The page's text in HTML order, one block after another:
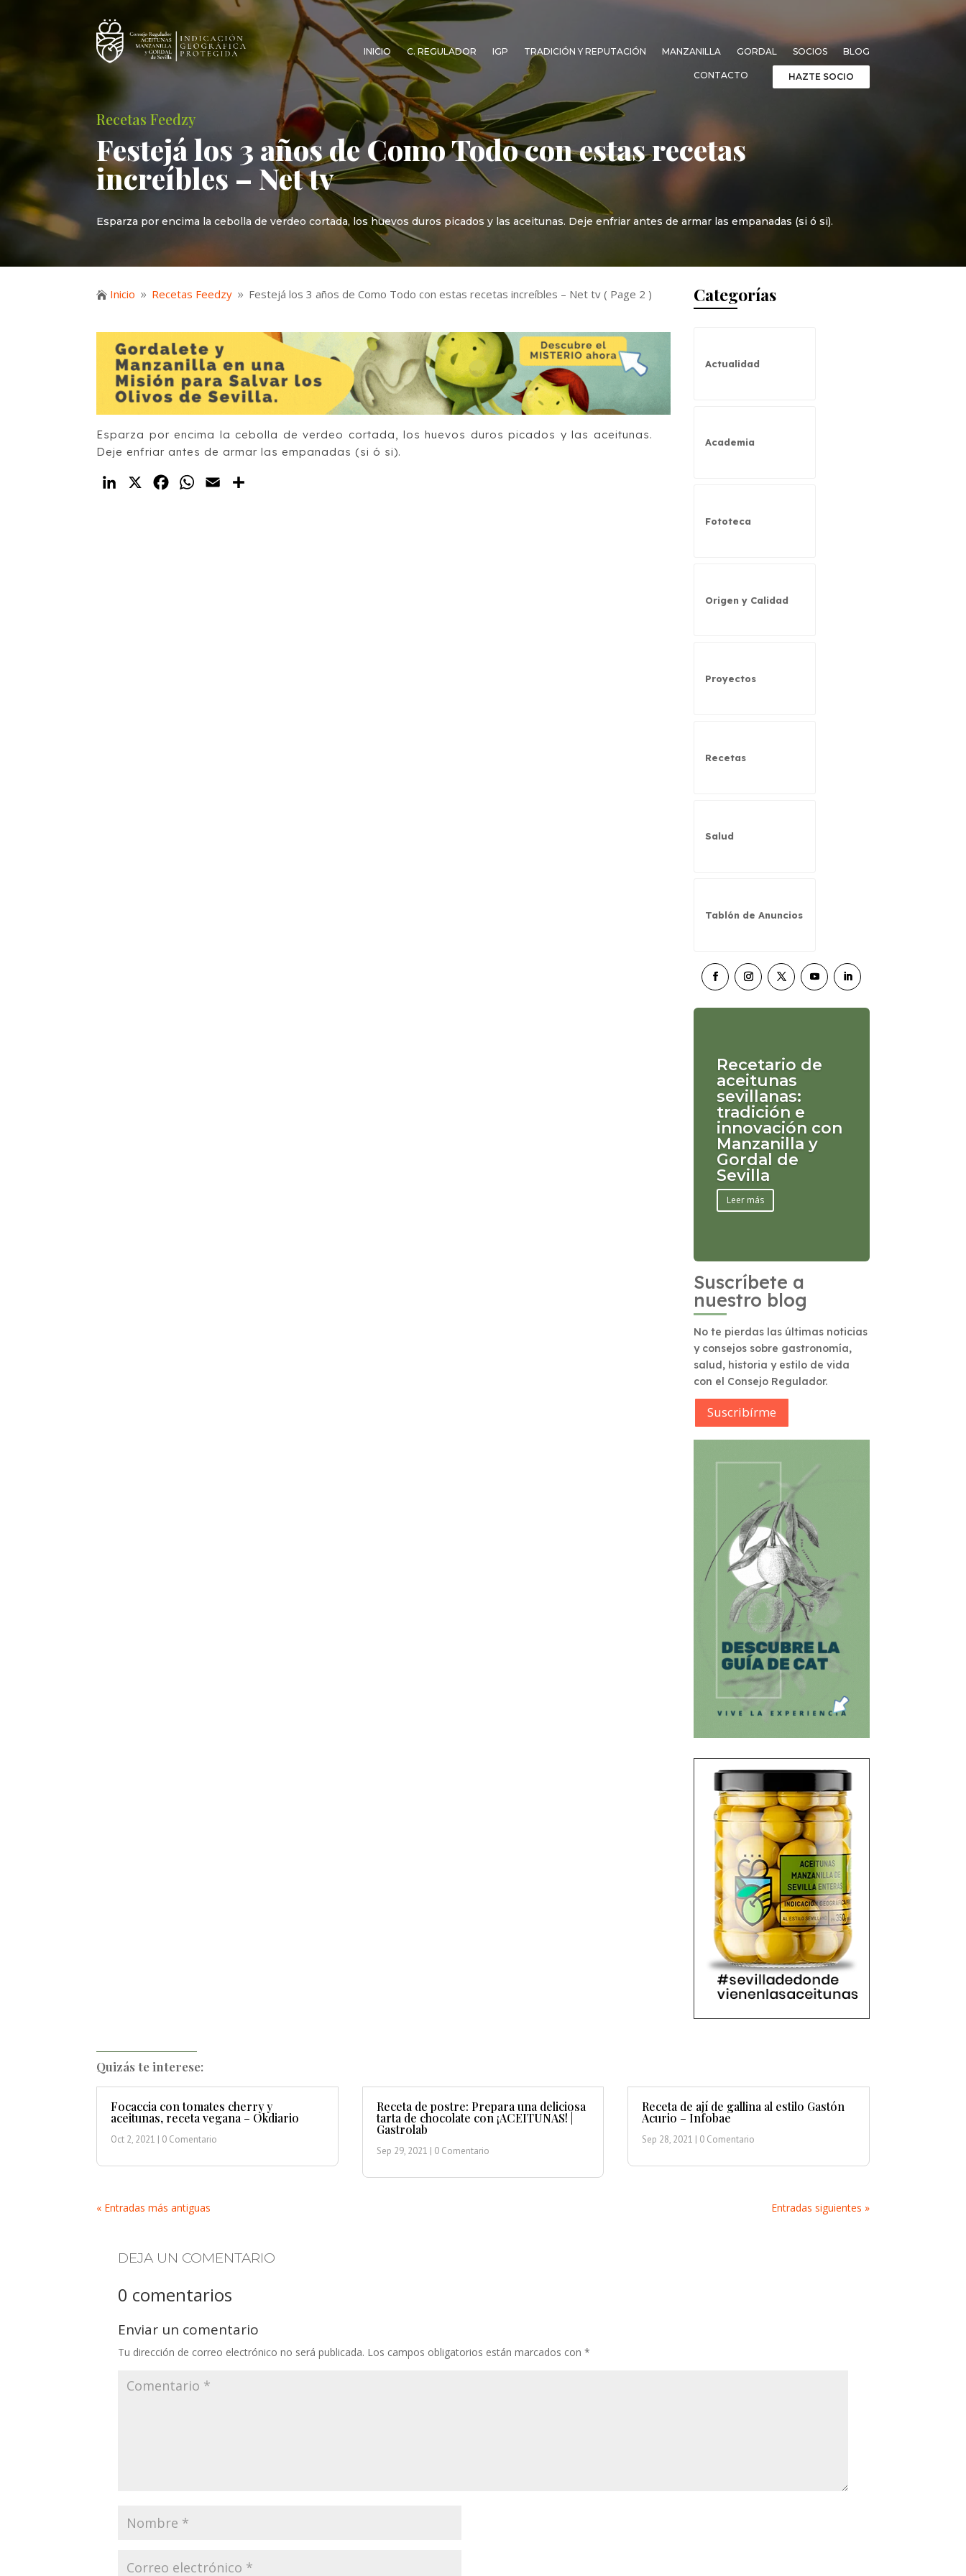
INICIO C. REGULADOR IGP TRADICIÓN Y REPUTACIÓN MANZANILLA GORDAL SOCIOS BLOG
CONTACTO HAZTE SOCIO
Recetas Feedzy
Festejá los 3 años de Como Todo con estas recetas
increíbles – Net tv
Esparza por encima la cebolla de verdeo cortada, los huevos duros picados y las aceitunas. Deje enfriar antes de armar las empanadas (si ó si).
 Inicio 9 Recetas Feedzy 9 Festejá los 3 años de Como Todo con estas recetas increíbles – Net tv ( Page 2 )
Esparza por encima la cebolla de verdeo cortada, los huevos duros picados y las aceitunas.
Deje enfriar antes de armar las empanadas (si ó si).
LinkedIn
X FacebookWhatsApp
Email
Categorías
Actualidad
Academia
Fototeca
Origen y Calidad
Proyectos
Recetas
Salud
Tablón de Anuncios
Recetario de
aceitunas
sevillanas:
tradición e
innovación con
Manzanilla y
Gordal de
Sevilla
Leer más
Suscríbete a
nuestro blog
No te pierdas las últimas noticias
y consejos sobre gastronomía,
salud, historia y estilo de vida
con el Consejo Regulador.
Suscribírme
Quizás te interese:
Focaccia con tomates cherry y
aceitunas, receta vegana – Okdiario
Oct 2, 2021 | 0 Comentario
Receta de postre: Prepara una deliciosa
tarta de chocolate con ¡ACEITUNAS! |
Gastrolab
Sep 29, 2021 | 0 Comentario
Receta de ají de gallina al estilo Gastón
Acurio – Infobae
Sep 28, 2021 | 0 Comentario
« Entradas más antiguas Entradas siguientes »
DEJA UN COMENTARIO
0 comentarios
Enviar un comentario
Tu dirección de correo electrónico no será publicada. Los campos obligatorios están marcados con*